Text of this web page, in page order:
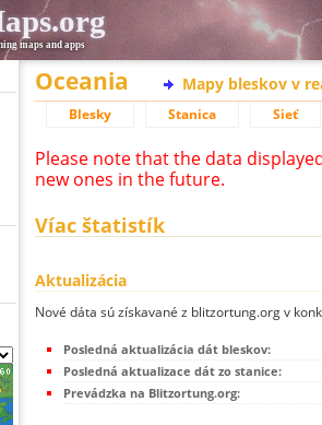
maps and apps
Oceania Mapy bleskov v
Blesky Stanica Sieť
Please note that the data
new ones in the future.
Víac štatistík
Aktualizácia
Nové dáta sú získavané z blitzortung.org v
Posledná aktualizácia dát bleskov:
Posledná aktualizace dát zo stanice:
Prevádzka na Blitzortung.org: